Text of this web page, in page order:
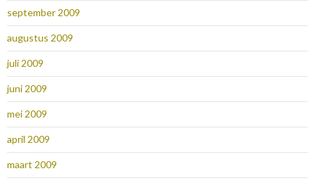
september 2009
augustus 2009
juli 2009
juni 2009
mei 2009
april 2009
maart 2009